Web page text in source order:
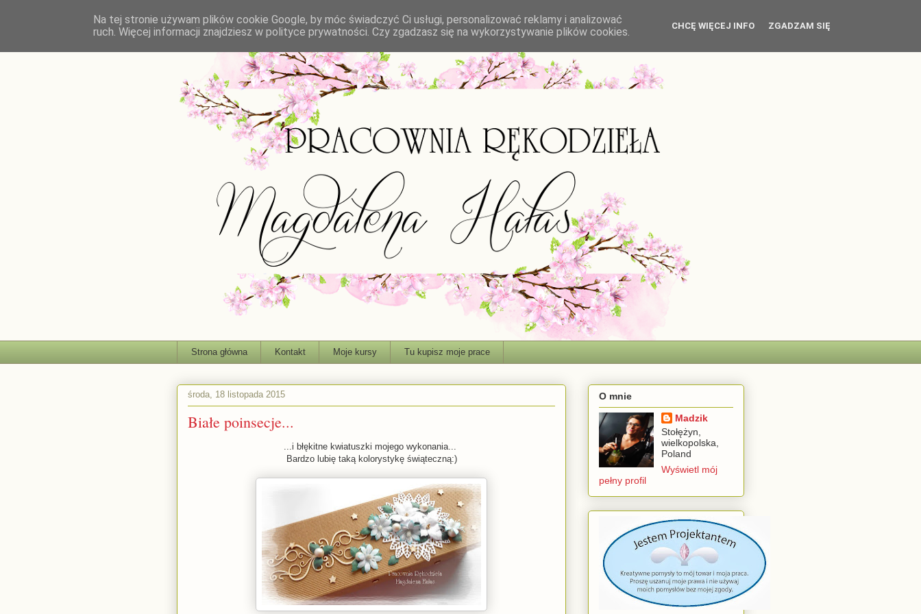
Strona główna Kontakt Moje kursy Tu kupisz moje prace
środa, 18 listopada 2015
Białe poinsecje...
...i błękitne kwiatuszki mojego wykonania...
Bardzo lubię taką kolorystykę świąteczną:)
O mnie
Madzik
Stołężyn,
wielkopolska,
Poland
Wyświetl mój
pełny profil
Na tej stronie używam plików cookie Google, by móc świadczyć Ci usługi, personalizować reklamy i analizować
ruch. Więcej informacji znajdziesz w polityce prywatności. Czy zgadzasz się na wykorzystywanie plików cookies.
CHCĘ WIĘCEJ INFO ZGADZAM SIĘ